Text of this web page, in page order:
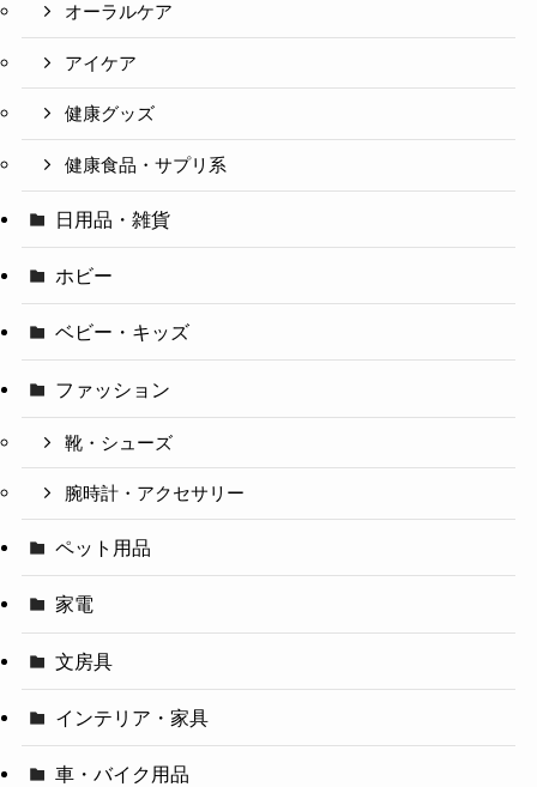
オーラルケア
アイケア
健康グッズ
健康食品・サプリ系
日用品・雑貨
ホビー
ベビー・キッズ
ファッション
靴・シューズ
腕時計・アクセサリー
ペット用品
家電
文房具
インテリア・家具
車・バイク用品